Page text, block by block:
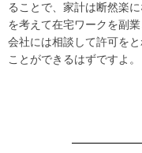
ることで、家計は断然楽
を考えて在宅ワークを副
会社には相談して許可を
ことができるはずですよ。